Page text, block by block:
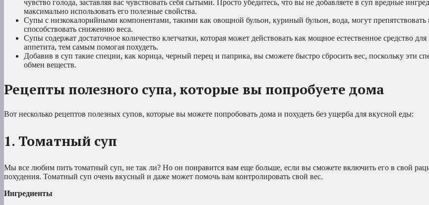
чувство голода, заставляя вас чувствовать себя сытыми. Просто убедитесь, что вы не добавляете в суп вредные
максимально использовать его полезные свойства.
Супы с низкокалорийными компонентами, такими как овощной бульон, куриный бульон, вода, могут
способствовать снижению веса.
Супы содержат достаточное количество клетчатки, которая может действовать как мощное естественное средство
аппетита, тем самым помогая похудеть.
Добавив в суп такие специи, как корица, черный перец и паприка, вы сможете быстро сбросить вес, поскольку эти
обмен веществ.
Рецепты полезного супа, которые вы попробуете дома
Вот несколько рецептов полезных супов, которые вы можете попробовать дома и похудеть без ущерба для вкусной еды:
1. Томатный суп
Мы все любим пить томатный суп, не так ли? Но он понравится вам еще больше, если вы сможете включить его в свой
похудения. Томатный суп очень вкусный и даже может помочь вам контролировать свой вес.
Ингредиенты